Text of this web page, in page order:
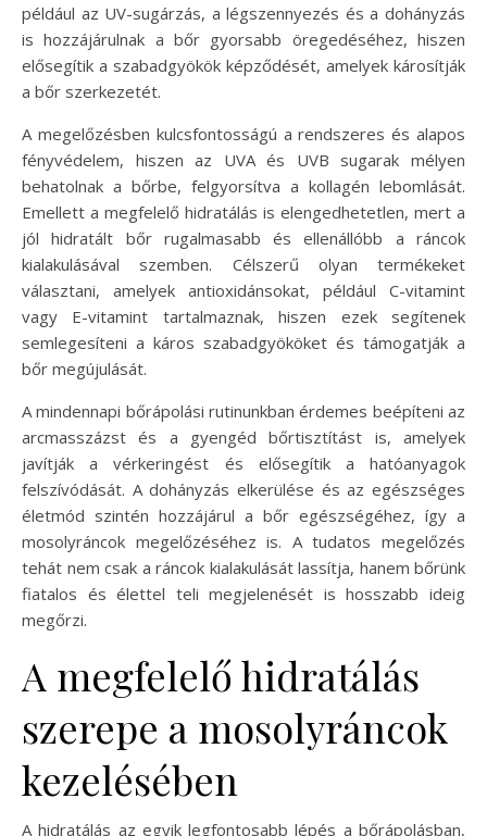
például az UV-sugárzás, a légszennyezés és a dohányzás
is hozzájárulnak a bőr gyorsabb öregedéséhez, hiszen
elősegítik a szabadgyökök képződését, amelyek károsítják
a bőr szerkezetét.
A megelőzésben kulcsfontosságú a rendszeres és alapos
fényvédelem, hiszen az UVA és UVB sugarak mélyen
behatolnak a bőrbe, felgyorsítva a kollagén lebomlását.
Emellett a megfelelő hidratálás is elengedhetetlen, mert a
jól hidratált bőr rugalmasabb és ellenállóbb a ráncok
kialakulásával szemben. Célszerű olyan termékeket
választani, amelyek antioxidánsokat, például C-vitamint
vagy E-vitamint tartalmaznak, hiszen ezek segítenek
semlegesíteni a káros szabadgyököket és támogatják a
bőr megújulását.
A mindennapi bőrápolási rutinunkban érdemes beépíteni az
arcmasszázst és a gyengéd bőrtisztítást is, amelyek
javítják a vérkeringést és elősegítik a hatóanyagok
felszívódását. A dohányzás elkerülése és az egészséges
életmód szintén hozzájárul a bőr egészségéhez, így a
mosolyráncok megelőzéséhez is. A tudatos megelőzés
tehát nem csak a ráncok kialakulását lassítja, hanem bőrünk
fiatalos és élettel teli megjelenését is hosszabb ideig
megőrzi.
A megfelelő hidratálás
szerepe a mosolyráncok
kezelésében
A hidratálás az egyik legfontosabb lépés a bőrápolásban,